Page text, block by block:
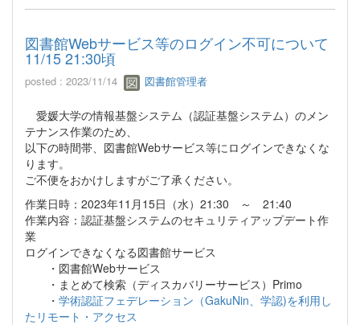
図書館Webサービス等のログイン不可について
11/15 21:30頃
posted : 2023/11/14 図書館管理者
愛媛大学の情報基盤システム（認証基盤システム）のメン
テナンス作業のため、
以下の時間帯、図書館Webサービス等にログインできなくな
ります。
ご不便をおかけしますがご了承ください。
作業日時：2023年11月15日（水）21:30 ～ 21:40
作業内容：認証基盤システムのセキュリティアップデート作
業
ログインできなくなる図書館サービス
・図書館Webサービス
・まとめて検索（ディスカバリーサービス）Primo
・ 学術認証フェデレーション（GakuNin、学認)を利用し
たリモート・アクセス